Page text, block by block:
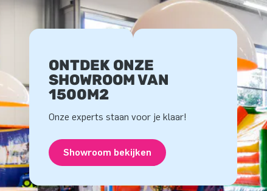
ONTDEK ONZE
SHOWROOM VAN
1500M2
Onze experts staan voor je klaar!
Showroom bekijken